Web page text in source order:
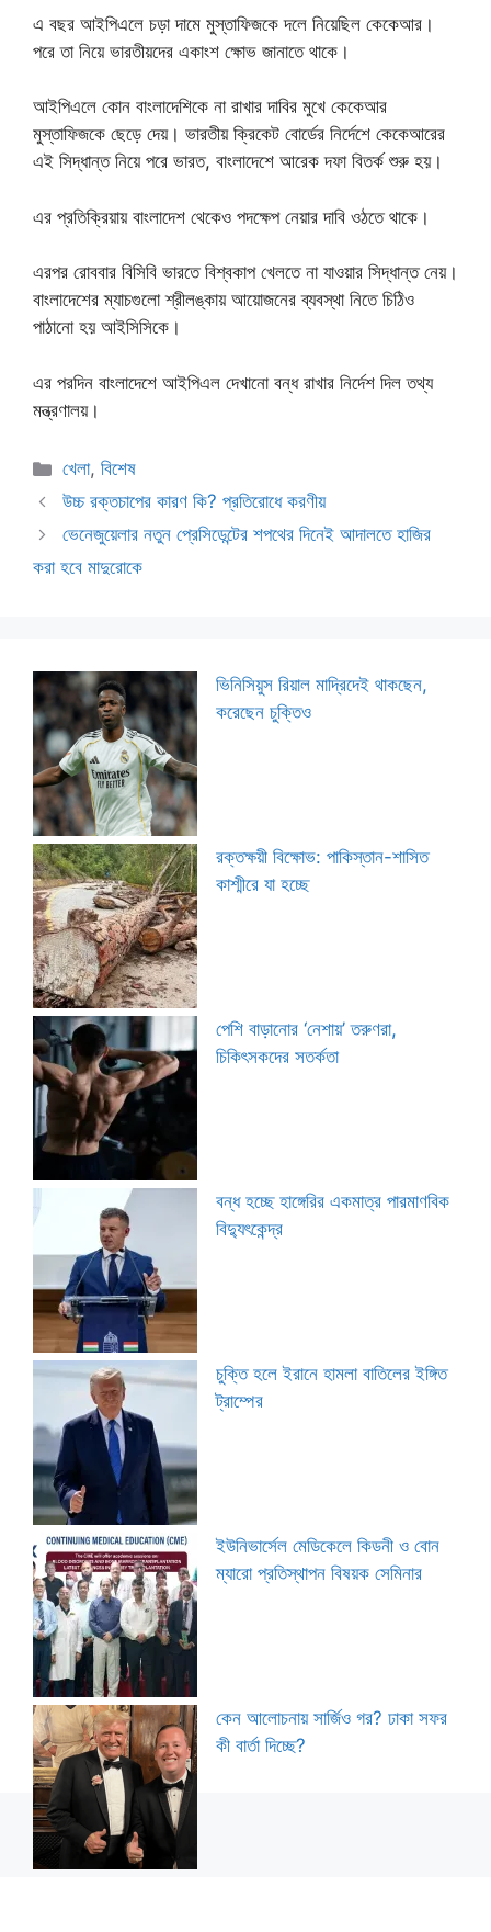
এ বছর আইপিএলে চড়া দামে মুস্তাফিজকে দলে নিয়েছিল কেকেআর।
পরে তা নিয়ে ভারতীয়দের একাংশ ক্ষোভ জানাতে থাকে।
আইপিএলে কোন বাংলাদেশিকে না রাখার দাবির মুখে কেকেআর
মুস্তাফিজকে ছেড়ে দেয়। ভারতীয় ক্রিকেট বোর্ডের নির্দেশে কেকেআরের
এই সিদ্ধান্ত নিয়ে পরে ভারত, বাংলাদেশে আরেক দফা বিতর্ক শুরু হয়।
এর প্রতিক্রিয়ায় বাংলাদেশ থেকেও পদক্ষেপ নেয়ার দাবি ওঠতে থাকে।
এরপর রোববার বিসিবি ভারতে বিশ্বকাপ খেলতে না যাওয়ার সিদ্ধান্ত নেয়।
বাংলাদেশের ম্যাচগুলো শ্রীলঙ্কায় আয়োজনের ব্যবস্থা নিতে চিঠিও
পাঠানো হয় আইসিসিকে।
এর পরদিন বাংলাদেশে আইপিএল দেখানো বন্ধ রাখার নির্দেশ দিল তথ্য
মন্ত্রণালয়।
Categories
খেলা,বিশেষ
উচ্চ রক্তচাপের কারণ কি? প্রতিরোধে করণীয়
ভেনেজুয়েলার নতুন প্রেসিডেন্টের শপথের দিনেই আদালতে হাজির
করা হবে মাদুরোকে
ভিনিসিয়ুস রিয়াল মাদ্রিদেই থাকছেন,
করেছেন চুক্তিও
রক্তক্ষয়ী বিক্ষোভ: পাকিস্তান-শাসিত
কাশ্মীরে যা হচ্ছে
পেশি বাড়ানোর ‘নেশায়’ তরুণরা,
চিকিৎসকদের সতর্কতা
বন্ধ হচ্ছে হাঙ্গেরির একমাত্র পারমাণবিক
বিদ্যুৎকেন্দ্র
চুক্তি হলে ইরানে হামলা বাতিলের ইঙ্গিত
ট্রাম্পের
ইউনিভার্সেল মেডিকেলে কিডনী ও বোন
ম্যারো প্রতিস্থাপন বিষয়ক সেমিনার
কেন আলোচনায় সার্জিও গর? ঢাকা সফর
কী বার্তা দিচ্ছে?